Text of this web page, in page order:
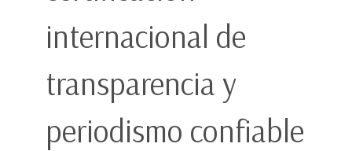
internacional de
transparencia y
periodismo confiable